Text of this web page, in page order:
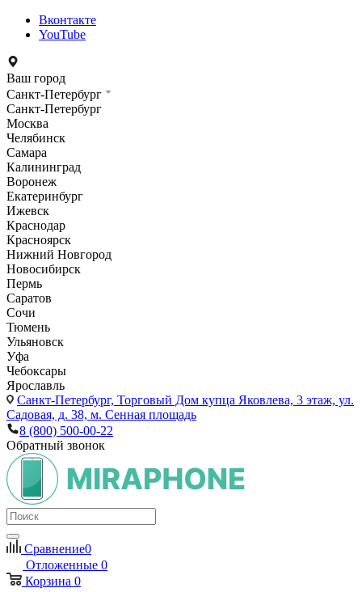
Вконтакте
YouTube
Ваш город
Санкт-Петербург
Санкт-Петербург
Москва
Челябинск
Самара
Калининград
Воронеж
Екатеринбург
Ижевск
Краснодар
Красноярск
Нижний Новгород
Новосибирск
Пермь
Саратов
Сочи
Тюмень
Ульяновск
Уфа
Чебоксары
Ярославль
Санкт-Петербург, Торговый Дом купца Яковлева, 3 этаж, ул.
Садовая, д. 38, м. Сенная площадь
8 (800) 500-00-22
Обратный звонок
Сравнение0
Отложенные 0
Корзина 0